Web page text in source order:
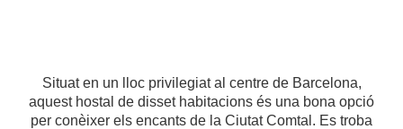
Situat en un lloc privilegiat al centre de Barcelona,
aquest hostal de disset habitacions és una bona opció
per conèixer els encants de la Ciutat Comtal. Es troba